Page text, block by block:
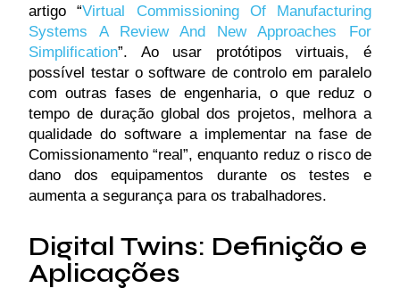
artigo “Virtual Commissioning Of Manufacturing
Systems A Review And New Approaches For
Simplification”. Ao usar protótipos virtuais, é
possível testar o software de controlo em paralelo
com outras fases de engenharia, o que reduz o
tempo de duração global dos projetos, melhora a
qualidade do software a implementar na fase de
Comissionamento “real”, enquanto reduz o risco de
dano dos equipamentos durante os testes e
aumenta a segurança para os trabalhadores.
Digital Twins: Definição e
Aplicações